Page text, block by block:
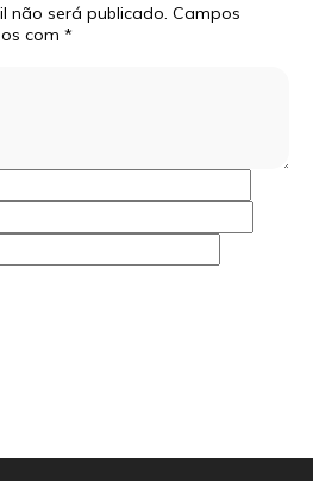
não será publicado. Campos
com *